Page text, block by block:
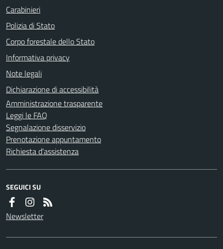
Carabinieri
Polizia di Stato
Corpo forestale dello Stato
Informativa privacy
Note legali
Dichiarazione di accessibilità
Amministrazione trasparente
Leggi le FAQ
Segnalazione disservizio
Prenotazione appuntamento
Richiesta d'assistenza
SEGUICI SU
Newsletter